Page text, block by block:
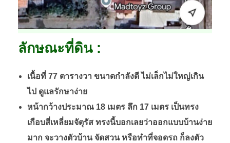
ลักษณะที่ดิน :
เนื้อที่ 77 ตารางวา ขนาดกำลังดี ไม่เล็กไม่ใหญ่เกิน
ไป ดูแลรักษาง่าย
หน้ากว้างประมาณ 18 เมตร ลึก 17 เมตร เป็นทรง
เกือบสี่เหลี่ยมจัตุรัส ทรงนี้บอกเลยว่าออกแบบบ้านง่าย
มาก จะวางตัวบ้าน จัดสวน หรือทำที่จอดรถ ก็ลงตัว